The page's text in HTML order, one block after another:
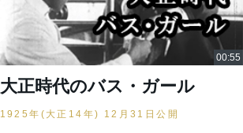
大正時代のバス・ガール
1925年(大正14年) 12月31日公開